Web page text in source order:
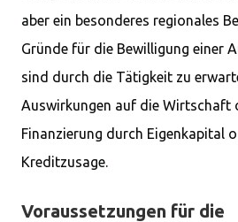
aber ein besonderes regionales
Gründe für die Bewilligung einer
sind durch die Tätigkeit zu
Auswirkungen auf die Wirtschaft
Finanzierung durch Eigenkapital
Kreditzusage.
Voraussetzungen für die